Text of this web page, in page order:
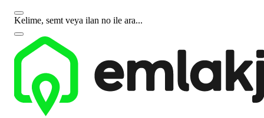
Kelime, semt veya ilan no ile ara...